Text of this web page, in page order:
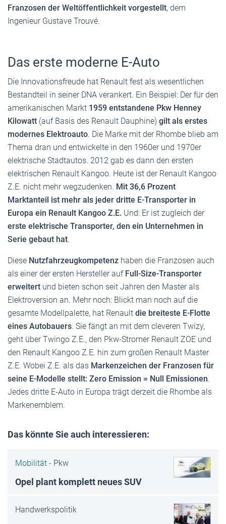
Franzosen der Weltöffentlichkeit vorgestellt, dem
Ingenieur Gustave Trouvé.
Das erste moderne E-Auto
Die Innovationsfreude hat Renault fest als wesentlichen
Bestandteil in seiner DNA verankert. Ein Beispiel: Der für den
amerikanischen Markt 1959 entstandene Pkw Henney
Kilowatt (auf Basis des Renault Dauphine) gilt als erstes
modernes Elektroauto. Die Marke mit der Rhombe blieb am
Thema dran und entwickelte in den 1960er und 1970er
elektrische Stadtautos. 2012 gab es dann den ersten
elektrischen Renault Kangoo. Heute ist der Renault Kangoo
Z.E. nicht mehr wegzudenken. Mit 36,6 Prozent
Marktanteil ist mehr als jeder dritte E-Transporter in
Europa ein Renault Kangoo Z.E. Und: Er ist zugleich der
erste elektrische Transporter, den ein Unternehmen in
Serie gebaut hat.
Diese Nutzfahrzeugkompetenz haben die Franzosen auch
als einer der ersten Hersteller auf Full-Size-Transporter
erweitert und bieten schon seit Jahren den Master als
Elektroversion an. Mehr noch: Blickt man noch auf die
gesamte Modellpalette, hat Renault die breiteste E-Flotte
eines Autobauers. Sie fängt an mit dem cleveren Twizy,
geht über Twingo Z.E., den Pkw-Stromer Renault ZOE und
den Renault Kangoo Z.E. hin zum großen Renault Master
Z.E. Wobei Z.E. als das Markenzeichen der Franzosen für
seine E-Modelle stellt: Zero Emission = Null Emissionen.
Jedes dritte E-Auto in Europa trägt derzeit die Rhombe als
Markenemblem.
Das könnte Sie auch interessieren:
Mobilität - Pkw
Opel plant komplett neues SUV
Handwerkspolitik